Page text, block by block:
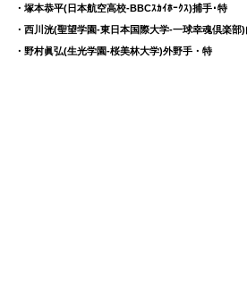
・塚本恭平(日本航空高校-BBCｽｶｲﾎｰｸｽ)捕手･特
・西川洸(聖望学園-東日本国際大学-一球幸魂倶楽部
・野村眞弘(生光学園-桜美林大学)外野手・特